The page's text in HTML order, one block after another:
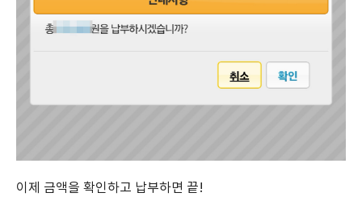
이제 금액을 확인하고 납부하면 끝!